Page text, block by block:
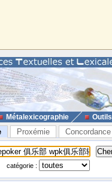
Métalexicographie Outils
Proxémie Concordance
catégorie :